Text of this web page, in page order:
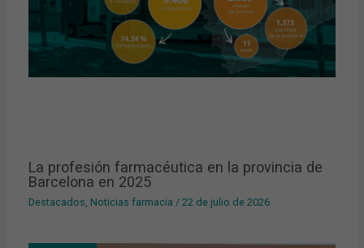
La profesión farmacéutica en la provincia de
Barcelona en 2025
Destacados, Noticias farmacia /22 de julio de 2026